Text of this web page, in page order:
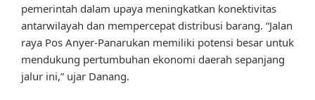
pemerintah dalam upaya meningkatkan konektivitas
antarwilayah dan mempercepat distribusi barang. “Jalan
raya Pos Anyer-Panarukan memiliki potensi besar untuk
mendukung pertumbuhan ekonomi daerah sepanjang
jalur ini,” ujar Danang.